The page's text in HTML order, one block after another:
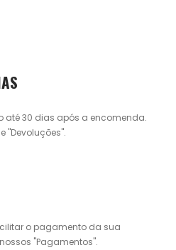
30 dias após a encomenda.
"Devoluções".
o pagamento da sua
"Pagamentos".